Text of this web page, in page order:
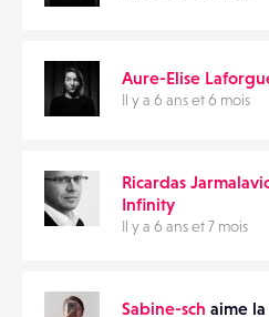
Aure-Elise
Il y a 6 ans et 6 mois
Ricardas
Infinity
Il y a 6 ans et 7 mois
Sabine-sch aime